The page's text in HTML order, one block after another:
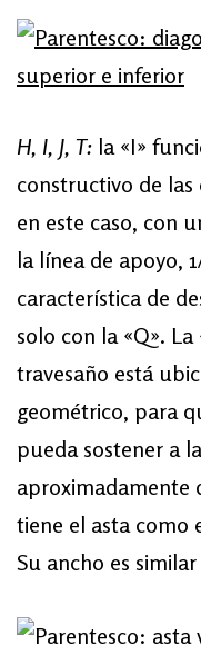
H, I, J, T: la «I»
constructivo de las
en este caso, con
la línea de apoyo,
característica de
solo con la «Q».
travesaño está
geométrico, para
pueda sostener a
aproximadamente
tiene el asta como
Su ancho es